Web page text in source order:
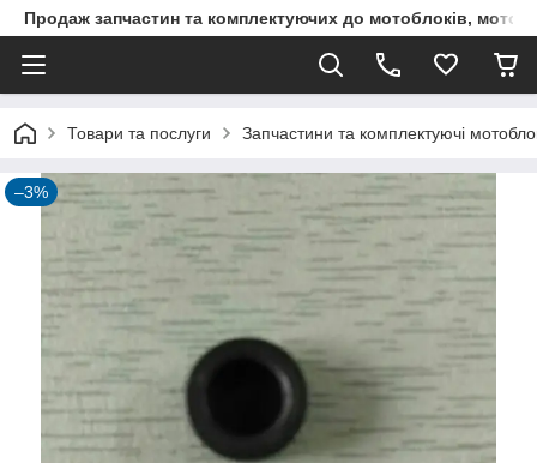
Продаж запчастин та комплектуючих до мотоблоків,
Товари та послуги Запчастини та комплектуючі
–3%